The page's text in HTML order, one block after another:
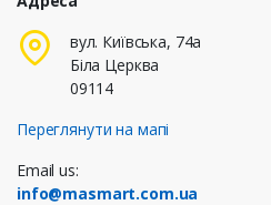
вул. Київська, 74а
Біла Церква
09114
Переглянути на мапі
Email us:
info@masmart.com.ua